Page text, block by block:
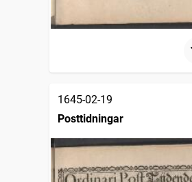
1645-02-19
Posttidningar